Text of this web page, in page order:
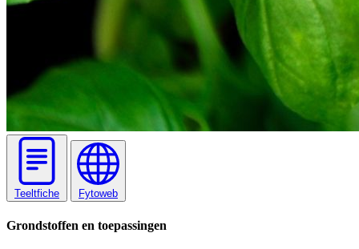
Teeltfiche Fytoweb
Grondstoffen en toepassingen